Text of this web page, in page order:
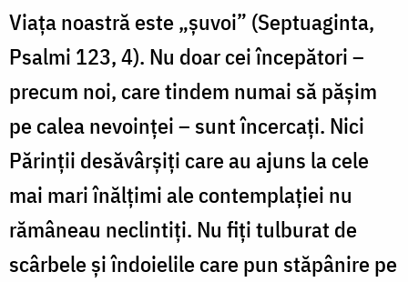
Viaţa noastră este „şuvoi” (Septuaginta,
Psalmi 123, 4). Nu doar cei începători –
precum noi, care tindem numai să păşim
pe calea nevoinţei – sunt încercaţi. Nici
Părinţii desăvârşiţi care au ajuns la cele
mai mari înălţimi ale contemplaţiei nu
rămâneau neclintiţi. Nu fiţi tulburat de
scârbele şi îndoielile care pun stăpânire pe